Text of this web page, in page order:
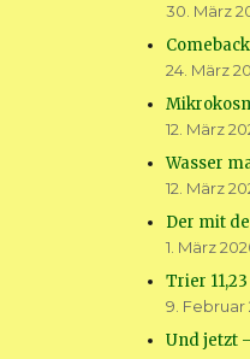
30. März
24. März
12. März
Wasser
12. März
Der mit
1. März
Trier
9. Februar
Und jetzt